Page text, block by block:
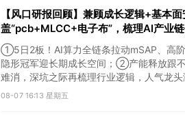
【风口研报回顾】兼顾成长逻辑+基本
盖“pcb+MLCC+电子布”，梳理AI产业
①5日2板！AI算力全链条拉动mSAP、高
隐形冠军迎长期成长空间；②产能释放跟
难消，深坑之际再梳理行业逻辑，人气龙
人带动MLCC景气周期持续！这家公司扩
08-07 16:13 星期五